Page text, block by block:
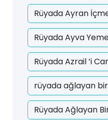
Rüyada Ayran
Rüyada Ayva
Rüyada Azrail ’i
rüyada ağlayan
Rüyada Ağlayan